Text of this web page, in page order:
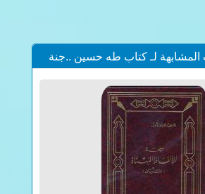
لـ كتاب طه حسين ..جنة